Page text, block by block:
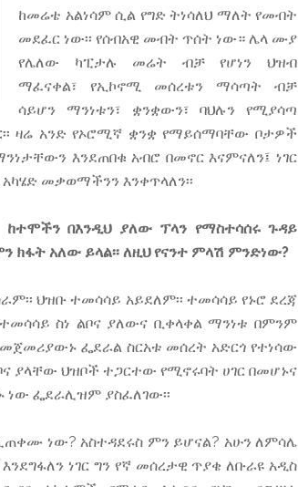
ከመሬቴ አልነሳም ሲል የግድ ትነሳለህ ማለት የመብት
መደፈር ነው፡፡ የሰብአዊ መብት ጥሰት ነው። ሌላ ሙያ
የሌለው ካፒታሉ መሬት ብቻ የሆነን ህዝብ
ማፈናቀል፣ የኢኮኖሚ መሰረቱን ማሳጣት ብቻ
ሳይሆን ማንነቱን፣ ቋንቋውን፣ ባህሉን የሚያሳጣ
ዛሬ አንድ የኦሮሚኛ ቋንቋ የማይሰማባቸው ቦታዎች
እንደጠበቁ አብሮ በመኖር እናምናለን፤ ነገር
መቃወማችንን እንቀጥላለን፡፡
በእንዲህ ያለው ፕላን የማስተሳሰሩ ጉዳይ
አለው ይላል፡፡ ለዚህ የናንተ ምላሽ ምንድነው?
ህዝቡ ተመሳሳይ አይደለም፡፡ ተመሳሳይ የኑሮ ደረጃ
ስነ ልቦና ያለውና ቢቀላቀል ማንነቱ በምንም
ፌደራል ስርአቱ መሰረት አድርጎ የተነሳው
ያላቸው ህዝቦች ተጋርተው የሚኖሩባት ሀገር በመሆኑና
ነው ፌደራሊዝም ያስፈለገው፡፡
ነው? አስተዳደሩስ ምን ይሆናል? አሁን ለምሳሌ
ነገር ግን የኛ መሰረታዊ ጥያቄ ለቡራዩ አዲስ